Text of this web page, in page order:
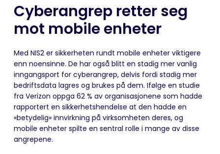
Cyberangrep retter seg
mot mobile enheter
Med NIS2 er sikkerheten rundt mobile enheter viktigere
enn noensinne. De har også blitt en stadig mer vanlig
inngangsport for cyberangrep, delvis fordi stadig mer
bedriftsdata lagres og brukes på dem. Ifølge en studie
fra Verizon oppga 62 % av organisasjonene som hadde
rapportert en sikkerhetshendelse at den hadde en
«betydelig» innvirkning på virksomheten deres, og
mobile enheter spilte en sentral rolle i mange av disse
angrepene.